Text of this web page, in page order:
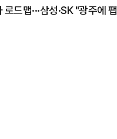
드맵···삼성·SK "광주에